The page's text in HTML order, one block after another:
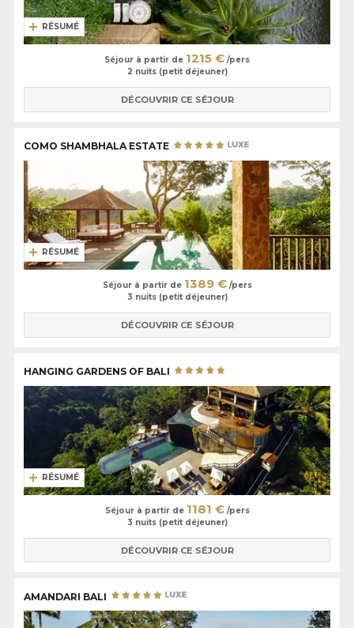
RÉSUMÉ
Séjour à partir de 1215 € /pers
2 nuits (petit déjeuner)
DÉCOUVRIR CE SÉJOUR
COMO SHAMBHALA ESTATE
RÉSUMÉ
Séjour à partir de 1389 €/pers
3 nuits (petit déjeuner)
DÉCOUVRIR CE SÉJOUR
HANGING GARDENS OF BALI
RÉSUMÉ
Séjour à partir de 1181 €/pers
3 nuits (petit déjeuner)
DÉCOUVRIR CE SÉJOUR
AMANDARI BALI